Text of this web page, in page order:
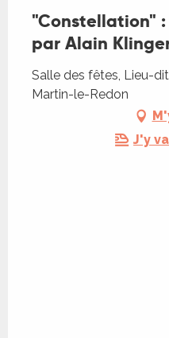
"Constellation"
par Alain
Salle des fêtes, Lieu-
Martin-le-Redon
J'y